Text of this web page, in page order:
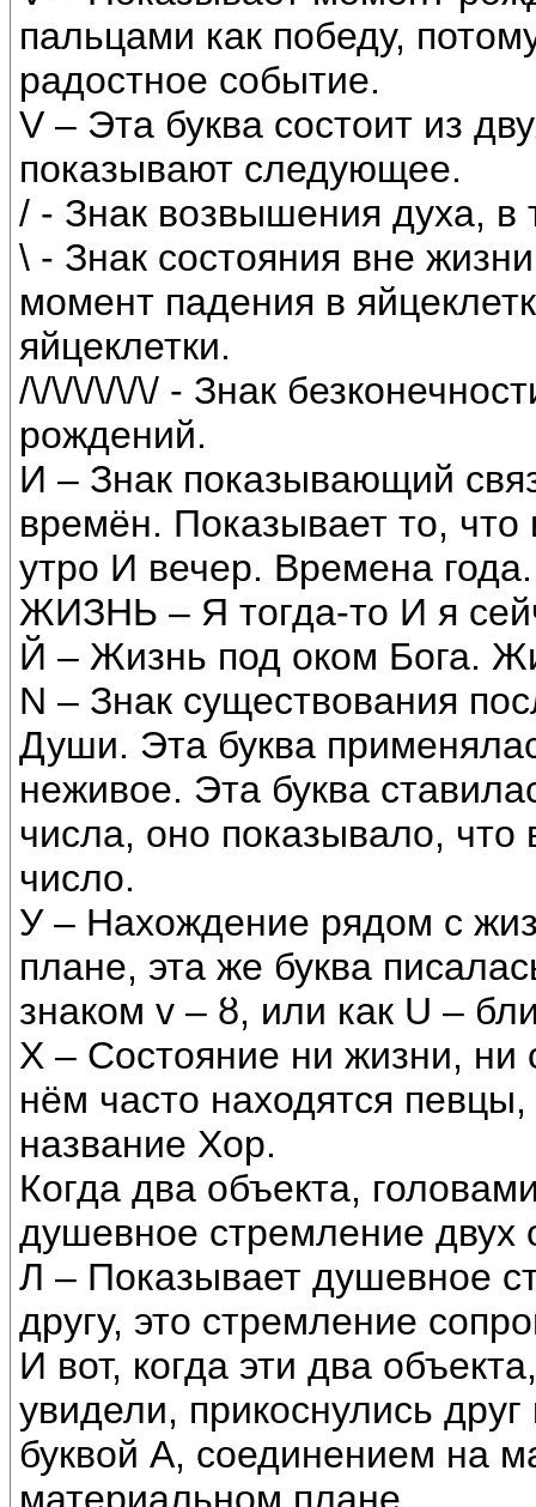
пальцами как победу,
радостное событие.
V – Эта буква состоит из
показывают следующее.
/ - Знак возвышения духа, в
\ - Знак состояния вне
момент падения в
яйцеклетки.
/\/\/\/\/\/\/ - Знак
рождений.
И – Знак показывающий
времён. Показывает то,
утро И вечер. Времена
ЖИЗНЬ – Я тогда-то И я
Й – Жизнь под оком Бога.
N – Знак существования
Души. Эта буква
неживое. Эта буква
числа, оно показывало, что
число.
У – Нахождение рядом с
плане, эта же буква
знаком v – ȣ, или как U –
Х – Состояние ни жизни,
нём часто находятся
название Хор.
Когда два объекта,
душевное стремление двух
Л – Показывает душевное
другу, это стремление
И вот, когда эти два
увидели, прикоснулись
буквой А, соединением на